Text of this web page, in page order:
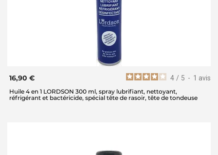
4 / 5 - 1 avis
16,90 €
Huile 4 en 1 LORDSON 300 ml, spray lubrifiant, nettoyant,
réfrigérant et bactéricide, spécial tête de rasoir, tête de tondeuse